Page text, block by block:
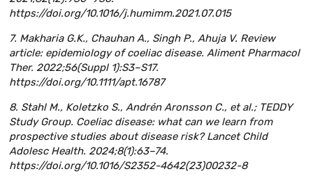
https://doi.org/10.1016/j.humimm.2021.07.015
7. Makharia G.K., Chauhan A., Singh P., Ahuja V. Review
article: epidemiology of coeliac disease. Aliment Pharmacol
Ther. 2022;56(Suppl 1):S3–S17.
https://doi.org/10.1111/apt.16787
8. Stahl M., Koletzko S., Andrén Aronsson C., et al.; TEDDY
Study Group. Coeliac disease: what can we learn from
prospective studies about disease risk? Lancet Child
Adolesc Health. 2024;8(1):63–74.
https://doi.org/10.1016/S2352-4642(23)00232-8